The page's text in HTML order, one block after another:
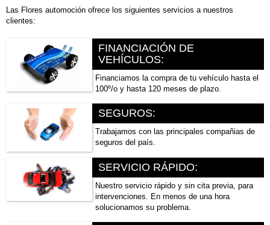
Las Flores automoción ofrece los siguientes servicios a nuestros
clientes:
FINANCIACIÓN DE
VEHÍCULOS:
Financiamos la compra de tu vehículo hasta el
100º/o y hasta 120 meses de plazo.
SEGUROS:
Trabajamos con las principales compañias de
seguros del país.
SERVICIO RÁPIDO:
Nuestro servicio rápido y sin cita previa, para
intervenciones. En menos de una hora
solucionamos su problema.